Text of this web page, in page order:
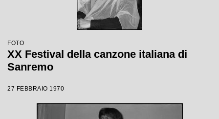
FOTO
XX Festival della canzone italiana di
Sanremo
27 FEBBRAIO 1970